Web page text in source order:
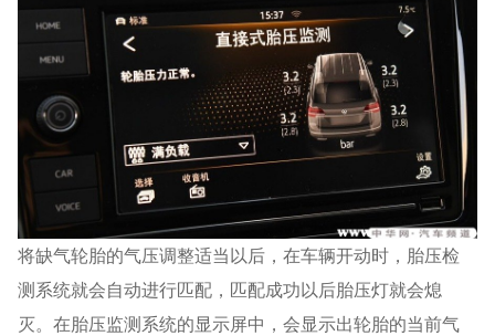
将缺气轮胎的气压调整适当以后，在车辆开动时，胎压检
测系统就会自动进行匹配，匹配成功以后胎压灯就会熄
灭。在胎压监测系统的显示屏中，会显示出轮胎的当前气